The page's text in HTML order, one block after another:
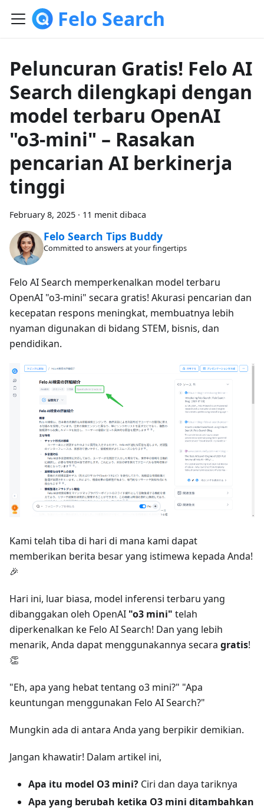
Felo Search
Peluncuran Gratis! Felo AI
Search dilengkapi dengan
model terbaru OpenAI
"o3-mini" – Rasakan
pencarian AI berkinerja
tinggi
February 8, 2025 · 11 menit dibaca
Felo Search Tips Buddy
Committed to answers at your fingertips
Felo AI Search memperkenalkan model terbaru
OpenAI "o3-mini" secara gratis! Akurasi pencarian dan
kecepatan respons meningkat, membuatnya lebih
nyaman digunakan di bidang STEM, bisnis, dan
pendidikan.
Kami telah tiba di hari di mana kami dapat
memberikan berita besar yang istimewa kepada Anda!
🎉
Hari ini, luar biasa, model inferensi terbaru yang
dibanggakan oleh OpenAI "o3 mini" telah
diperkenalkan ke Felo AI Search! Dan yang lebih
menarik, Anda dapat menggunakannya secara gratis!
👏
"Eh, apa yang hebat tentang o3 mini?" "Apa
keuntungan menggunakan Felo AI Search?"
Mungkin ada di antara Anda yang berpikir demikian.
Jangan khawatir! Dalam artikel ini,
Apa itu model O3 mini? Ciri dan daya tariknya
Apa yang berubah ketika O3 mini ditambahkan